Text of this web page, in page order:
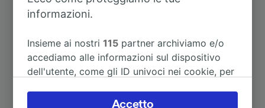
A Praga
A Dresden Hbf 47m
informazioni.
Insieme ai nostri115 partner archiviamo e/o
accediamo alle informazioni sul dispositivo
dell'utente, come gli ID univoci nei cookie, per
accettare o gestire le proprie scelte facendo
Accetto